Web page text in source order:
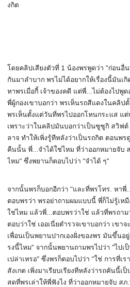
งกิต
โดยคลิปเสียงตัวที่ 1 น้องพรพูดว่า "ก่อนอื่
กันมาลำบาก พรไม่ได้อยากให้เรื่องนี้มันเ
หาพรเมื่อกี้ เจ้าของคดี แต่พี่...ไม่ต้องไปพู
พี่ผู้กองเขาบอกว่า พรเห็นรถสีแดงในคลิป
พรเห็นตั้งแต่วันที่พรไปออกโหนกระแส แต่
เพราะว่าในคลิปมันบอกว่าเป็นซูซูกิ สวิฟ
ลาจ ทำให้เพิ่งรู้ทีหลังว่าเป็นรถกิต ตอนพ
คืนนั้น พี่...จำได้ใช่ไหม ที่ว่าออกหมายจับ
ไหม" ซึ่งพยานก็ตอบไปว่า "จำได้ ๆ"
จากนั้นพรก็บอกอีกว่า "และที่พรโทร. หาพี่
ตอบพรว่า พรอย่าถามผมแบบนี้ พี่ก็ไม่รู้เห
ใช่ไหม แล้วพี่...ตอบพรว่าใช่ แล้วที่พรถา
ตอบว่าใช่ เออเนี่ยตำรวจเขาบอกว่า เขา
เพื่อนเป็นพยานปากเองฝั่งของพร มันขึ้นอ
รงนี้ไหม" จากนั้นพยานถามพรไปว่า "ไปเ
เปล่าเหรอ" ซึ่งพรก็ตอบไปว่า "ใช่ การที่เ
สังเกต เพิ่งมาเรียบเรียงทีหลังว่ารถคันนี้เ
สดที่พรเล่าให้พี่ฟังไง ที่ว่าออกหมายจับ ส